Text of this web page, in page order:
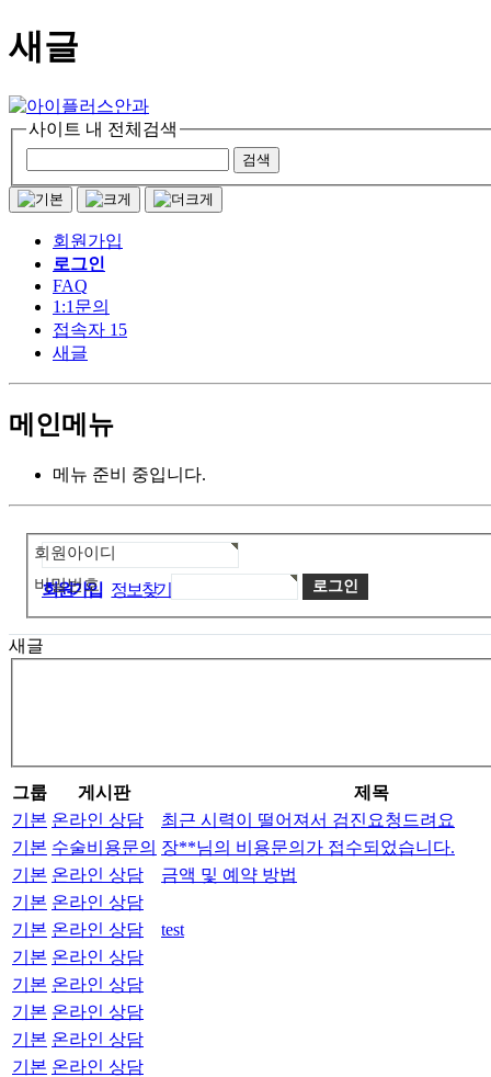
새글
사이트 내 전체검색
회원가입
로그인
FAQ
1:1문의
접속자 15
새글
메인메뉴
메뉴 준비 중입니다.
회원아이디
비밀번호
회원가입 정보찾기
새글
그룹 게시판
제목
기본 온라인 상담
최근 시력이 떨어져서 검진요청드려요
기본 수술비용문의 장**님의 비용문의가 접수되었습니다.
기본 온라인 상담
금액 및 예약 방법
기본 온라인 상담
기본 온라인 상담
test
기본 온라인 상담
기본 온라인 상담
기본 온라인 상담
기본 온라인 상담
기본 온라인 상담